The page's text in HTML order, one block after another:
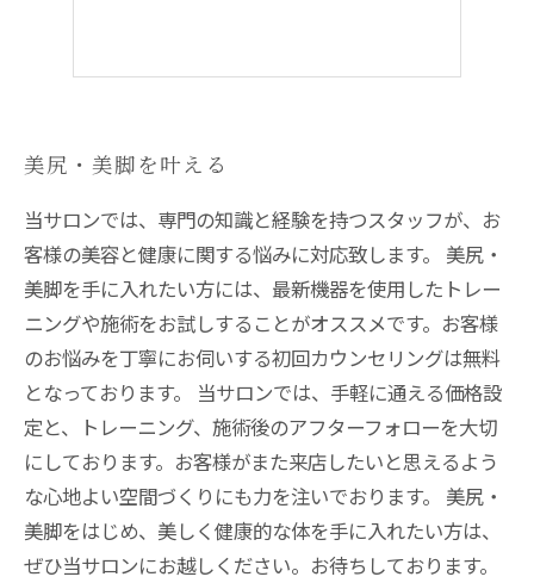
美尻・美脚を叶える
当サロンでは、専門の知識と経験を持つスタッフが、お
客様の美容と健康に関する悩みに対応致します。 美尻・
美脚を手に入れたい方には、最新機器を使用したトレー
ニングや施術をお試しすることがオススメです。お客様
のお悩みを丁寧にお伺いする初回カウンセリングは無料
となっております。 当サロンでは、手軽に通える価格設
定と、トレーニング、施術後のアフターフォローを大切
にしております。お客様がまた来店したいと思えるよう
な心地よい空間づくりにも力を注いでおります。 美尻・
美脚をはじめ、美しく健康的な体を手に入れたい方は、
ぜひ当サロンにお越しください。お待ちしております。